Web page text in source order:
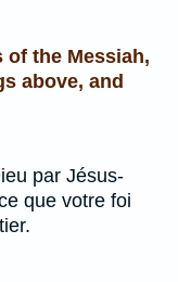
of the Messiah,
above, and
par Jésus-
que votre foi